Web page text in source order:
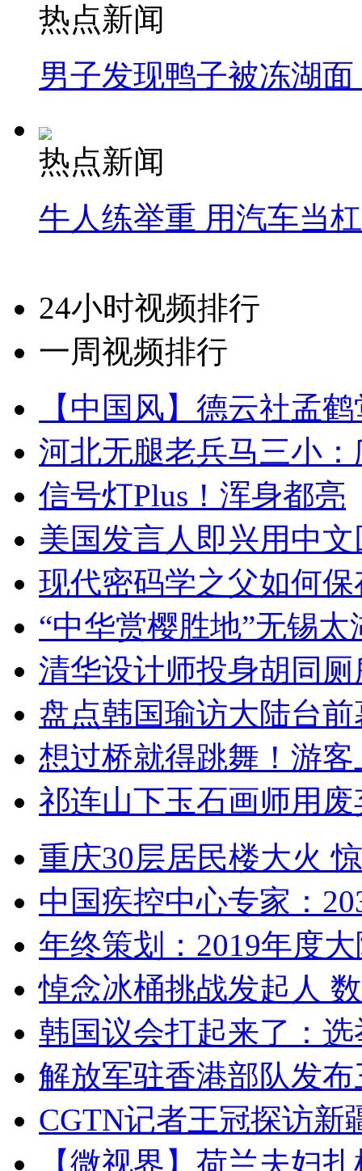
热点新闻
男子发现鸭子被冻湖
热点新闻
牛人练举重 用汽车当
24小时视频排行
一周视频排行
【中国风】德云社孟
河北无腿老兵马三小
信号灯Plus！浑身都亮
美国发言人即兴用中
现代密码学之父如何
“中华赏樱胜地”无锡
清华设计师投身胡同
盘点韩国瑜访大陆台
想过桥就得跳舞！游客
祁连山下玉石画师用
重庆30层居民楼大火
中国疾控中心专家：
年终策划：2019年度
悼念冰桶挑战发起人
韩国议会打起来了：
解放军驻香港部队发
CGTN记者王冠探访新
【微视界】荷兰夫妇